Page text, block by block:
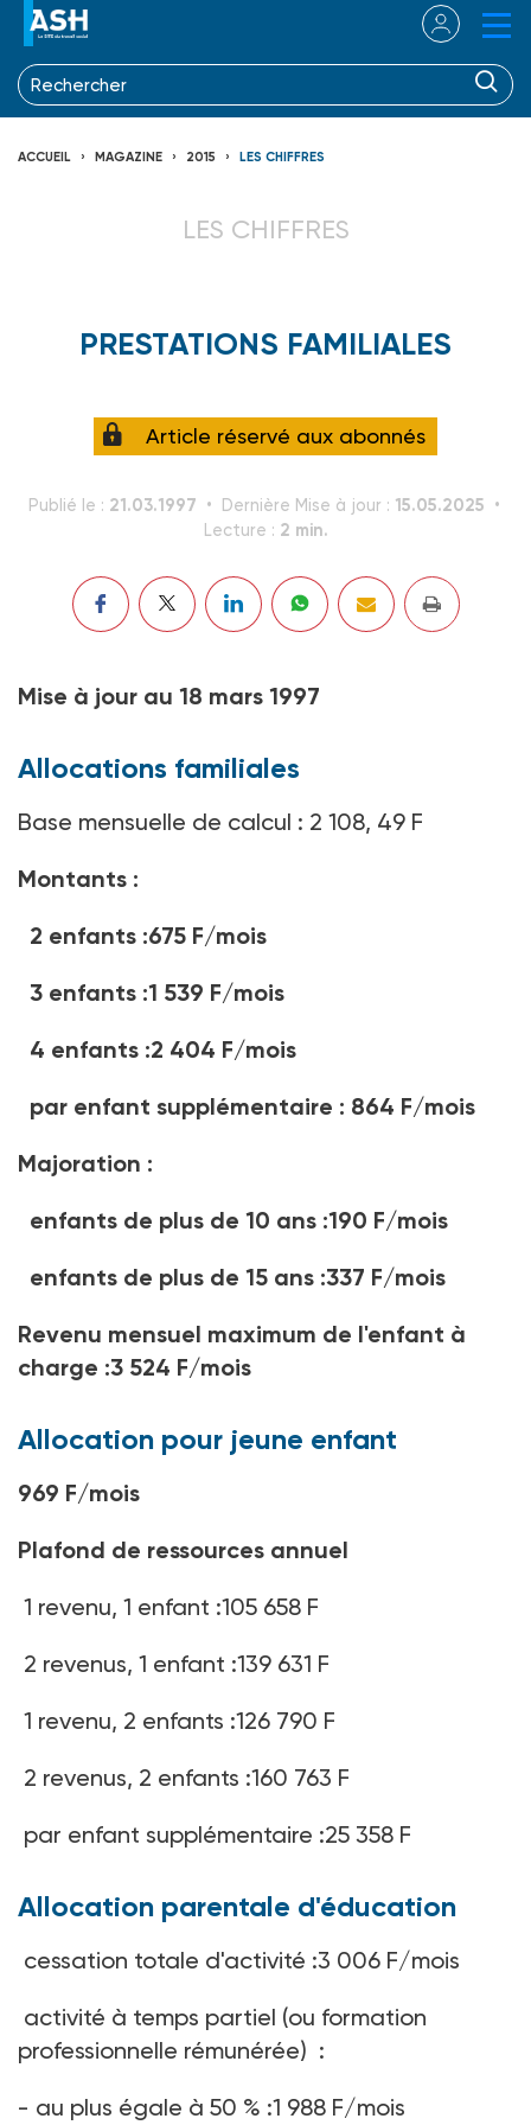
ACCUEIL MAGAZINE 2015 LES CHIFFRES
LES CHIFFRES
PRESTATIONS FAMILIALES
Article réservé aux abonnés
Publié le : 21.03.1997 Dernière Mise à jour : 15.05.2025
Lecture : 2 min.
Mise à jour au 18 mars 1997
Allocations familiales
Base mensuelle de calcul : 2 108, 49 F
Montants :
2 enfants :675 F/mois
3 enfants :1 539 F/mois
4 enfants :2 404 F/mois
par enfant supplémentaire : 864 F/mois
Majoration :
enfants de plus de 10 ans :190 F/mois
enfants de plus de 15 ans :337 F/mois
Revenu mensuel maximum de l'enfant à
charge :3 524 F/mois
Allocation pour jeune enfant
969 F/mois
Plafond de ressources annuel
1 revenu, 1 enfant :105 658 F
2 revenus, 1 enfant :139 631 F
1 revenu, 2 enfants :126 790 F
2 revenus, 2 enfants :160 763 F
par enfant supplémentaire :25 358 F
Allocation parentale d'éducation
cessation totale d'activité :3 006 F/mois
activité à temps partiel (ou formation
professionnelle rémunérée) :
- au plus égale à 50 % :1 988 F/mois